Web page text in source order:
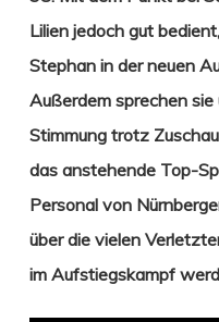
Lilien jedoch gut bedient
Stephan in der neuen
Außerdem sprechen
Stimmung trotz
das anstehende Top-
Personal von
über die vielen
im Aufstiegskampf